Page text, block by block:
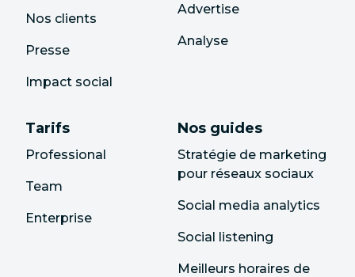
Nos clients
Presse
Impact social
Advertise
Analyse
Tarifs
Professional
Team
Enterprise
Nos guides
Stratégie de marketing
pour réseaux sociaux
Social media analytics
Social listening
Meilleurs horaires de